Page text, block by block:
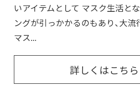
いアイテムとして マスク生活と
ングが引っかかるのもあり、大流
マス...
詳しくはこちら